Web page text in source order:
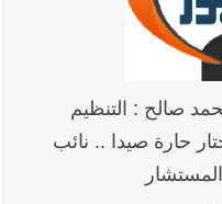
صالح : التنظيم
حارة صيدا .. نائب